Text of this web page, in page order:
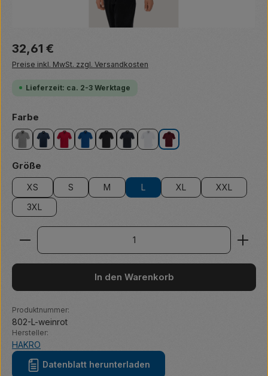
Regulärer Preis:
32,61 €
Preise inkl. MwSt. zzgl. Versandkosten
Lieferzeit: ca. 2-3 Werktage
Farbe
grau meliert
marinerot royalblauschwarz
tinte weiß weinrot
Größe
XS S M L XL
XXL
3XL
Produkt Anzahl: Gib den gewünschten Wert ein
In den Warenkorb
Produktnummer:
802-L-weinrot
Hersteller:
HAKRO
Datenblatt herunterladen